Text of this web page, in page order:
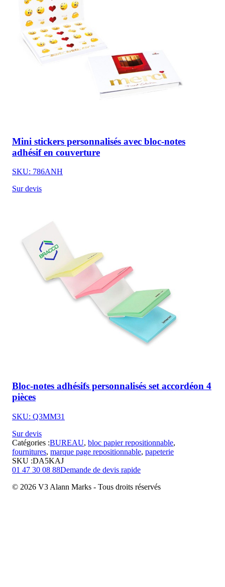
Mini stickers personnalisés avec bloc-notes
adhésif en couverture
SKU: 786ANH
Sur devis
Bloc-notes adhésifs personnalisés set accordéon 4
pièces
SKU: Q3MM31
Sur devis
Catégories :BUREAU, bloc papier repositionnable,
fournitures, marque page repositionnable, papeterie
SKU :DA5KAJ
01 47 30 08 88Demande de devis rapide
© 2026 V3 Alann Marks - Tous droits réservés